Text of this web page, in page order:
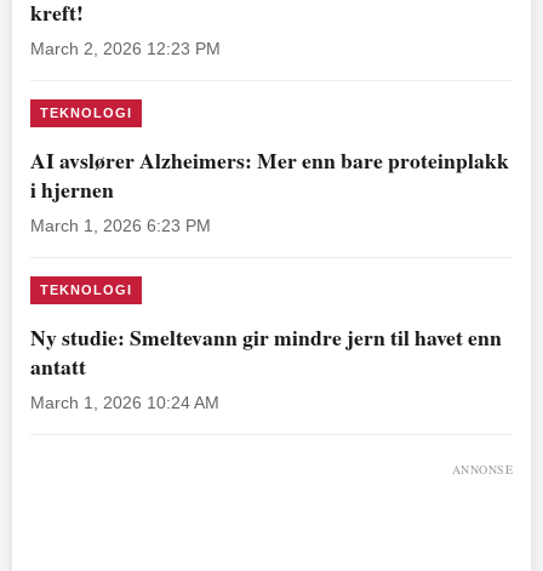
kreft!
March 2, 2026 12:23 PM
TEKNOLOGI
AI avslører Alzheimers: Mer enn bare proteinplakk
i hjernen
March 1, 2026 6:23 PM
TEKNOLOGI
Ny studie: Smeltevann gir mindre jern til havet enn
antatt
March 1, 2026 10:24 AM
ANNONSE